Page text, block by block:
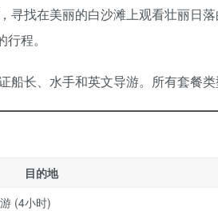
寻找在美丽的白沙滩上观看壮丽日
程。
船长、水手和英文导游。所有套餐
目的地
(4小时)